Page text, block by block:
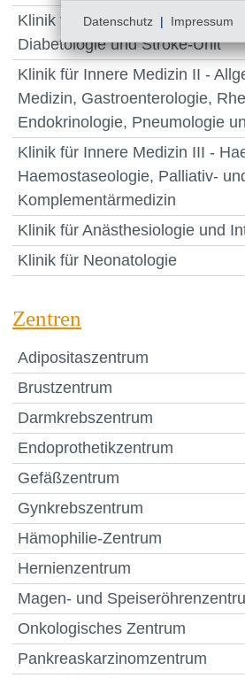
Klinik für Innere Medizin I -
Diabetologie und Stroke-Unit
Klinik für Innere Medizin II -
Medizin, Gastroenterologie,
Endokrinologie, Pneumologie
Klinik für Innere Medizin III -
Haemostaseologie, Palliativ-
Komplementärmedizin
Klinik für Anästhesiologie und
Klinik für Neonatologie
Zentren
Adipositaszentrum
Brustzentrum
Darmkrebszentrum
Endoprothetikzentrum
Gefäßzentrum
Gynkrebszentrum
Hämophilie-Zentrum
Hernienzentrum
Magen- und
Onkologisches Zentrum
Pankreaskarzinomzentrum
Datenschutz | Impressum